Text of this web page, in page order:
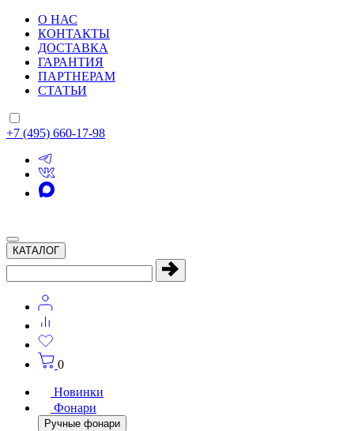
О НАС
КОНТАКТЫ
ДОСТАВКА
ГАРАНТИЯ
ПАРТНЕРАМ
СТАТЬИ
+7 (495) 660-17-98
КАТАЛОГ
0
Новинки
Фонари
Ручные фонари